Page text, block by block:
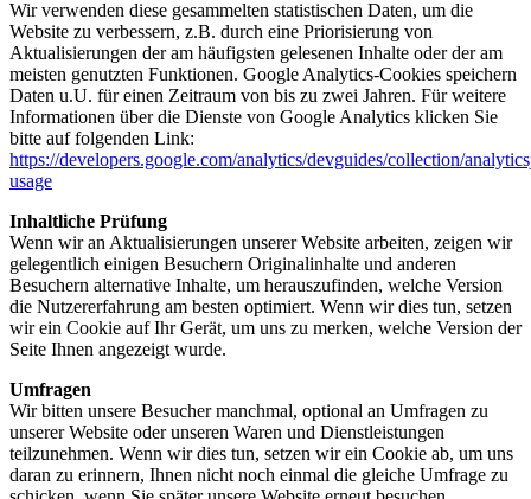
Wir verwenden diese gesammelten statistischen Daten, um die
Website zu verbessern, z.B. durch eine Priorisierung von
Aktualisierungen der am häufigsten gelesenen Inhalte oder der am
meisten genutzten Funktionen. Google Analytics-Cookies speichern
Daten u.U. für einen Zeitraum von bis zu zwei Jahren. Für weitere
Informationen über die Dienste von Google Analytics klicken Sie
bitte auf folgenden Link:
https://developers.google.com/analytics/devguides/collection/
usage
Inhaltliche Prüfung
Wenn wir an Aktualisierungen unserer Website arbeiten, zeigen wir
gelegentlich einigen Besuchern Originalinhalte und anderen
Besuchern alternative Inhalte, um herauszufinden, welche Version
die Nutzererfahrung am besten optimiert. Wenn wir dies tun, setzen
wir ein Cookie auf Ihr Gerät, um uns zu merken, welche Version der
Seite Ihnen angezeigt wurde.
Umfragen
Wir bitten unsere Besucher manchmal, optional an Umfragen zu
unserer Website oder unseren Waren und Dienstleistungen
teilzunehmen. Wenn wir dies tun, setzen wir ein Cookie ab, um uns
daran zu erinnern, Ihnen nicht noch einmal die gleiche Umfrage zu